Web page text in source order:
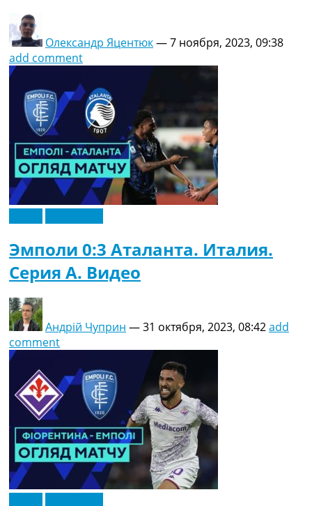
Олександр Яцентюк—7 ноября, 2023, 09:38
add comment
Эмполи 0:3 Аталанта. Италия.
Серия A. Видео
Андрій Чуприн —31 октября, 2023, 08:42add
comment